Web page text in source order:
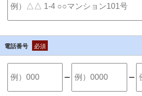
電話番号 必須
ー ー